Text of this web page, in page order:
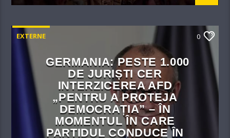
EXTERNE 0
GERMANIA: PESTE 1.000
DE JURIȘTI CER
INTERZICEREA AFD
„PENTRU A PROTEJA
DEMOCRAȚIA” – ÎN
MOMENTUL ÎN CARE
PARTIDUL CONDUCE ÎN